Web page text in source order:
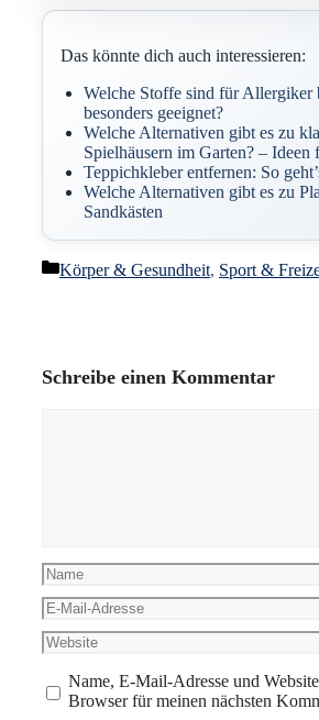
Das könnte dich auch interessieren:
Welche Stoffe sind für Allergiker
besonders geeignet?
Welche Alternativen gibt es zu
Spielhäusern im Garten? – Ideen
Teppichkleber entfernen: So
Welche Alternativen gibt es zu
Sandkästen
Kategorien
Körper & Gesundheit, Sport &
Schreibe einen Kommentar
Name
E-
Mail-
Adresse
Website
Name, E-Mail-Adresse und
Browser für meinen nächsten